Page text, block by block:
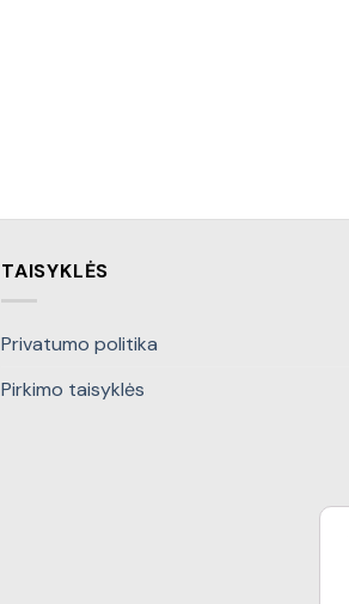
TAISYKLĖS
Privatumo politika
Pirkimo taisyklės